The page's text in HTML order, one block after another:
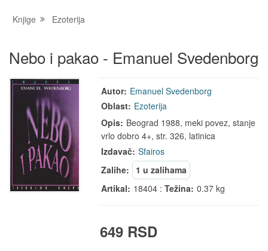
Knjige Ezoterija
Nebo i pakao - Emanuel Svedenborg
Autor: Emanuel Svedenborg
Oblast: Ezoterija
Opis: Beograd 1988, meki povez, stanje
vrlo dobro 4+, str. 326, latinica
Izdavač: Sfairos
Zalihe:
1 u zalihama
Artikal: 18404 :Težina: 0.37 kg
649 RSD